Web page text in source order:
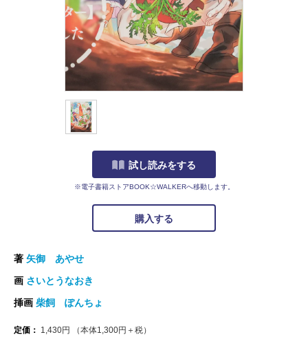
試し読みをする
※電子書籍ストアBOOK☆WALKERへ移動します。
購入する
著 矢御 あやせ
画 さいとうなおき
挿画 柴飼 ぽんちょ
定価： 1,430円 （本体1,300円＋税）